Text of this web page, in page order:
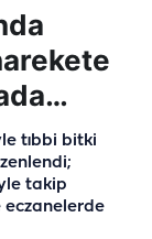
tıbbi bitki
takip
eczanelerde